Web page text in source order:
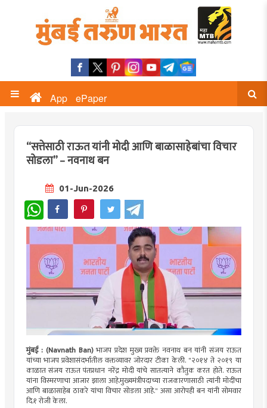
App ePaper
“सत्तेसाठी राऊत यांनी मोदी आणि बाळासाहेबांचा विचार
सोडला” – नवनाथ बन
01-Jun-2026
WhatsApp
मुंबई : (Navnath Ban)भाजप प्रदेश मुख्य प्रवक्ते नवनाथ बन यांनी संजय राऊत
यांच्या भाजप प्रवेशासंदर्भातील वक्तव्यावर जोरदार टीका केली. "२०१४ ते २०१९ या
काळात संजय राऊत पंतप्रधान नरेंद्र मोदी यांचे सातत्याने कौतुक करत होते. राऊत
यांना विस्मरणाचा आजार झाला आहे.मुख्यमंत्रीपदाच्या राजकारणासाठी त्यांनी मोदींचा
आणि बाळासाहेब ठाकरे यांचा विचार सोडला आहे." असा आरोपही बन यांनी सोमवार
दि.१ रोजी केला.